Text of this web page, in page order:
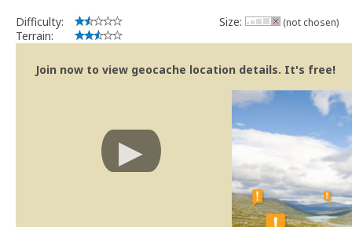
Difficulty:
Terrain:
Size: (not chosen)
Join now to view geocache location details. It's free!